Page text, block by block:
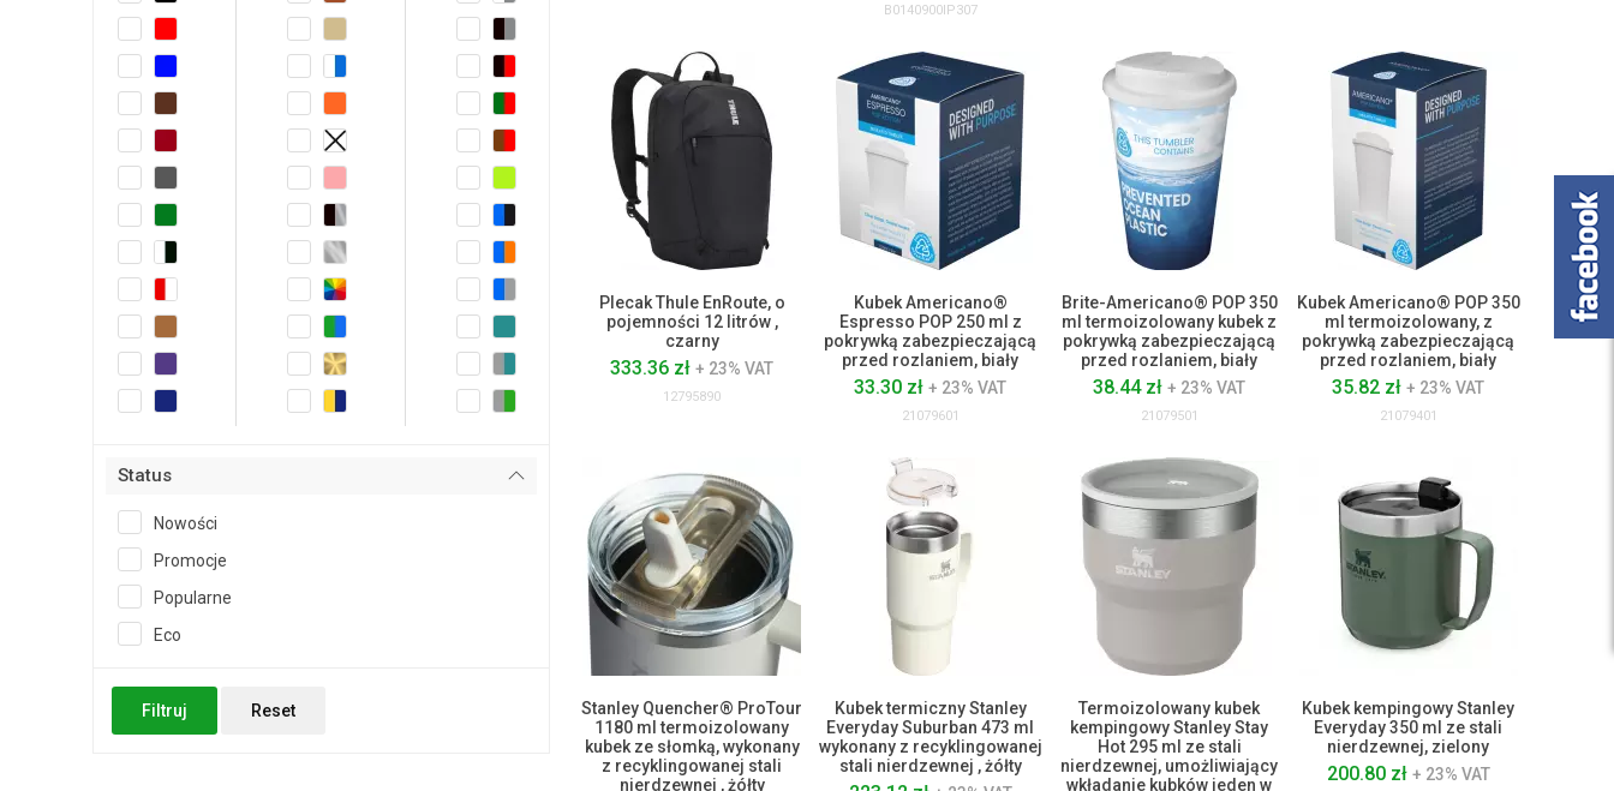
Status
Nowości
Promocje
Popularne
Eco
Filtruj Reset
B0140900IP307
Plecak Thule EnRoute, o
pojemności 12 litrów ,
czarny
333.36 zł+ 23% VAT
12795890
Kubek Americano®
Espresso POP 250 ml z
pokrywką zabezpieczającą
przed rozlaniem, biały
33.30 zł+ 23% VAT
21079601
Brite-Americano® POP 350
ml termoizolowany kubek z
pokrywką zabezpieczającą
przed rozlaniem, biały
38.44 zł+ 23% VAT
21079501
Kubek Americano® POP 350
ml termoizolowany, z
pokrywką zabezpieczającą
przed rozlaniem, biały
35.82 zł+ 23% VAT
21079401
Stanley Quencher® ProTour
1180 ml termoizolowany
kubek ze słomką, wykonany
z recyklingowanej stali
nierdzewnej , żółty
Kubek termiczny Stanley
Everyday Suburban 473 ml
wykonany z recyklingowanej
stali nierdzewnej , żółty
Termoizolowany kubek
kempingowy Stanley Stay
Hot 295 ml ze stali
nierdzewnej, umożliwiający
wkładanie kubków jeden w
Kubek kempingowy Stanley
Everyday 350 ml ze stali
nierdzewnej, zielony
200.80 zł + 23% VAT